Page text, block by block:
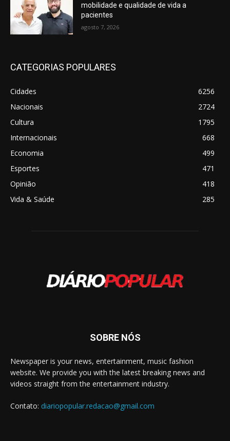
mobilidade e qualidade de vida a
pacientes
agosto 7, 2026
CATEGORIAS POPULARES
Cidades
6256
Nacionais
2724
Cultura
1795
Internacionais
668
Economia
499
Esportes
471
Opinião
418
Vida & Saúde
285
SOBRE NÓS
Newspaper is your news, entertainment, music fashion
website. We provide you with the latest breaking news and
videos straight from the entertainment industry.
Contato: diariopopular.redacao@gmail.com